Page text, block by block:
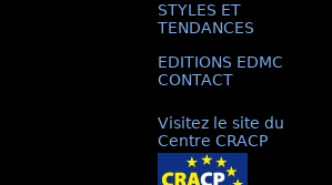
STYLES ET
TENDANCES
EDITIONS EDMC
CONTACT
Visitez le site du
Centre CRACP